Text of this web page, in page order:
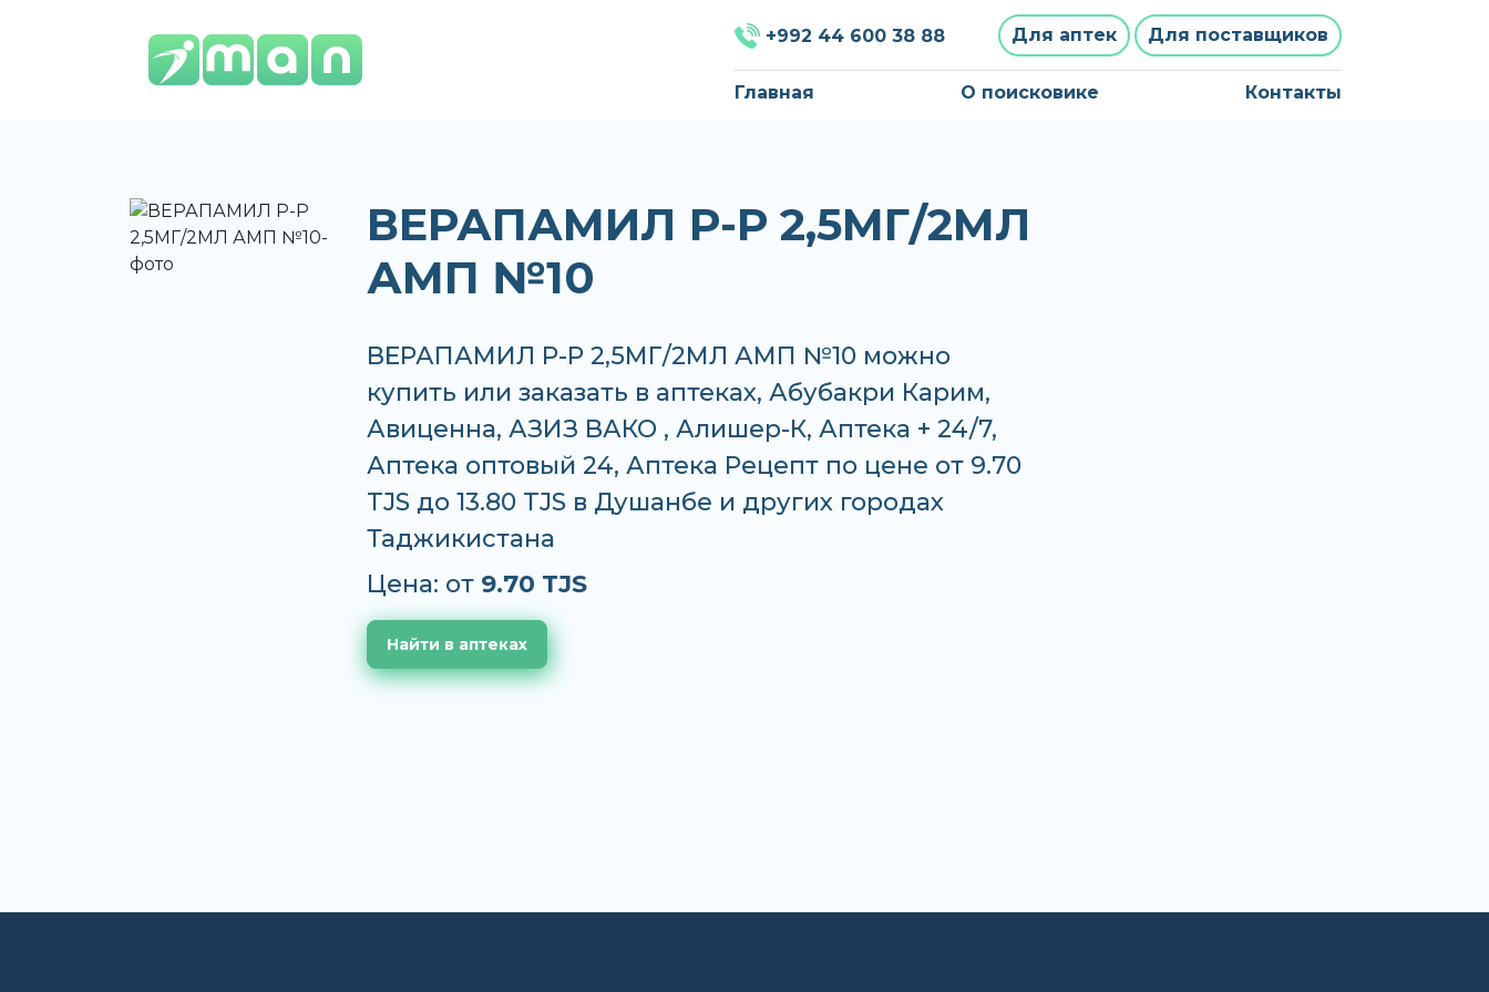
+992 44 600 38 88 Для аптек Для поставщиков
Главная О поисковике Контакты
ВЕРАПАМИЛ Р-Р 2,5МГ/2МЛ
АМП №10
ВЕРАПАМИЛ Р-Р 2,5МГ/2МЛ АМП №10 можно
купить или заказать в аптеках, Абубакри Карим,
Авиценна, АЗИЗ ВАКО , Алишер-К, Аптека + 24/7,
Аптека оптовый 24, Аптека Рецепт по цене от 9.70
TJS до 13.80 TJS в Душанбе и других городах
Таджикистана
Цена: от 9.70 TJS
Найти в аптеках